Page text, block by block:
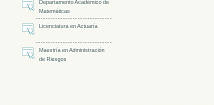
Departamento Académico de
Matemáticas
Licenciatura en Actuaría
Maestría en Administración
de Riesgos